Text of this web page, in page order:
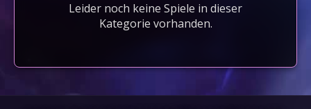
Leider noch keine Spiele in dieser
Kategorie vorhanden.